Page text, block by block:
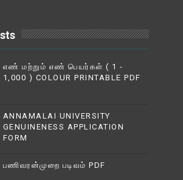
எண் மற்றும் எண் பெயர்கள் ( 1 -
1,000 ) COLOUR PRINTABLE PDF
ANNAMALAI UNIVERSITY
GENUINENESS APPLICATION
FORM
பணிவரன்முறை படிவம் PDF